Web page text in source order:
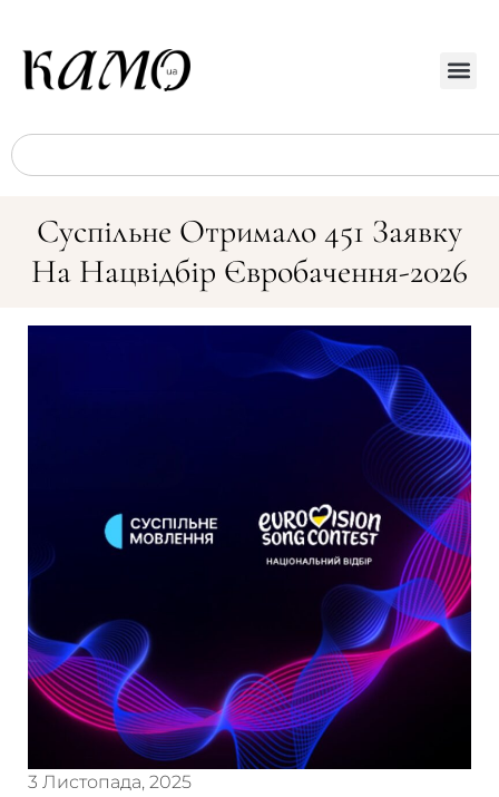
Суспільне Отримало 451 Заявку
На Нацвідбір Євробачення-2026
3 Листопада, 2025